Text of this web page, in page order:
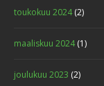
toukokuu 2024(2)
maaliskuu 2024(1)
joulukuu 2023 (2)